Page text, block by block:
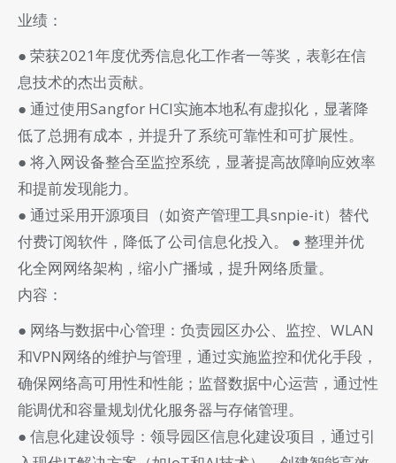
业绩：
● 荣获2021年度优秀信息化工作者一等奖，表彰在信
息技术的杰出贡献。
● 通过使用Sangfor HCI实施本地私有虚拟化，显著降
低了总拥有成本，并提升了系统可靠性和可扩展性。
● 将入网设备整合至监控系统，显著提高故障响应效率
和提前发现能力。
● 通过采用开源项目（如资产管理工具snpie-it）替代
付费订阅软件，降低了公司信息化投入。 ● 整理并优
化全网网络架构，缩小广播域，提升网络质量。
内容：
● 网络与数据中心管理：负责园区办公、监控、WLAN
和VPN网络的维护与管理，通过实施监控和优化手段，
确保网络高可用性和性能；监督数据中心运营，通过性
能调优和容量规划优化服务器与存储管理。
● 信息化建设领导：领导园区信息化建设项目，通过引